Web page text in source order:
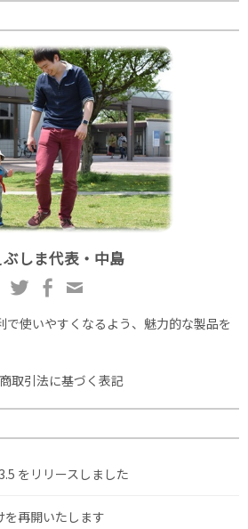
ぶしま代表・中島
で使いやすくなるよう、魅力的な製品を
取引法に基づく表記
をリリースしました
再開いたします